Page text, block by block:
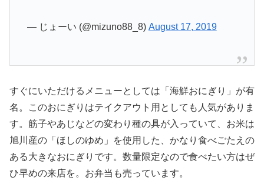
— じょーい (@mizuno88_8) August 17, 2019
すぐにいただけるメニューとしては「海鮮おにぎり」が有
名。このおにぎりはテイクアウト用としても人気がありま
す。筋子やあじなどの変わり種の具が入っていて、お米は
旭川産の「ほしのゆめ」を使用した、かなり食べごたえの
ある大きなおにぎりです。数量限定なので食べたい方はぜ
ひ早めの来店を。お弁当も売っています。